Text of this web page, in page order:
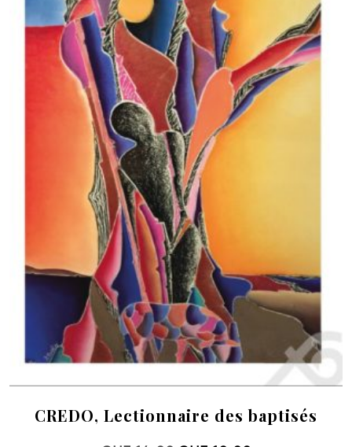
CREDO, Lectionnaire des baptisés